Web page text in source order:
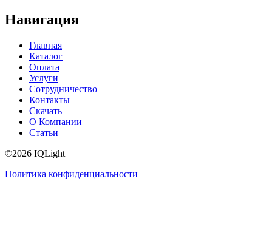
Навигация
Главная
Каталог
Оплата
Услуги
Сотрудничество
Контакты
Скачать
О Компании
Статьи
©2026 IQLight
Политика конфиденциальности